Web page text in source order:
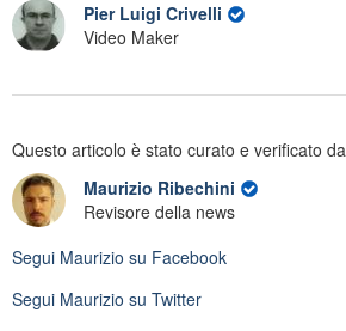
Pier Luigi Crivelli
Video Maker
Questo articolo è stato curato e verificato da
Maurizio Ribechini
Revisore della news
Segui Maurizio su Facebook
Segui Maurizio su Twitter